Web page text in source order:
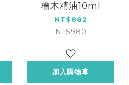
檜木精油10ml
NT$882
NT$980
加入購物車